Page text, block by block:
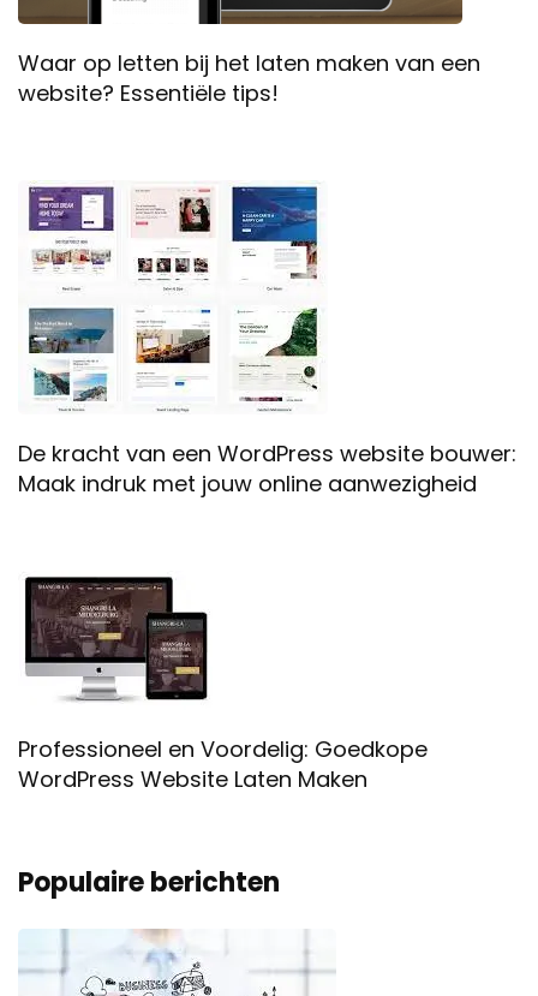
Waar op letten bij het laten maken van een
website? Essentiële tips!
De kracht van een WordPress website bouwer:
Maak indruk met jouw online aanwezigheid
Professioneel en Voordelig: Goedkope
WordPress Website Laten Maken
Populaire berichten